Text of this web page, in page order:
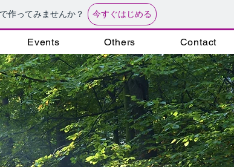
作ってみませんか？ 今すぐはじめる
Events Others Contact